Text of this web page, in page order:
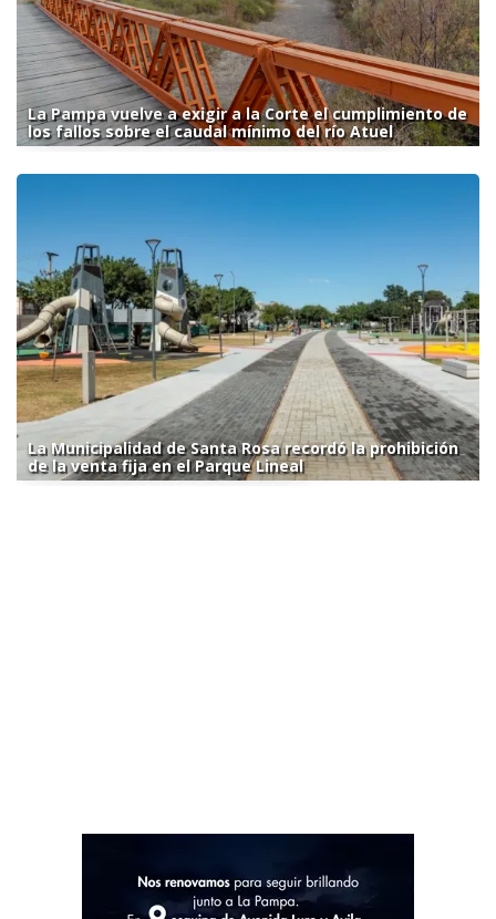
La Pampa vuelve a exigir a la Corte el cumplimiento de
los fallos sobre el caudal mínimo del río Atuel
La Municipalidad de Santa Rosa recordó la prohibición
de la venta fija en el Parque Lineal